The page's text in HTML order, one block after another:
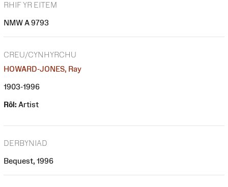
RHIF YR EITEM
NMW A 9793
CREU/CYNHYRCHU
HOWARD-JONES, Ray
1903-1996
Rôl: Artist
DERBYNIAD
Bequest, 1996